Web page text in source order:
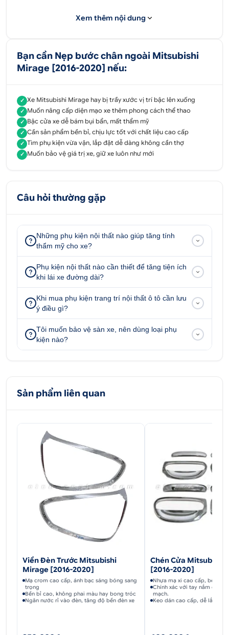
bậc lên xuống phần sơn của xe. Nó có khả năng
0707 070 809
Địa chỉ:52 - 58 Đường số 1, P.Bình Trị Đông B,
Q.Bình Tân, Tp.HCM
51 - 55 Đường số 7, P.An Lạc A, Q.Bình Tân,
Đức,
Xem thêm nội dung
Bạn cần Nẹp bước chân ngoài Mitsubishi
Mirage [2016-2020] nếu:
✓ Xe Mitsubishi Mirage hay bị trầy xước vị trí bậc lên xuống
✓ Muốn nâng cấp diện mạo xe thêm phong cách thể thao
✓ Bậc cửa xe dễ bám bụi bẩn, mất thẩm mỹ
✓ Cần sản phẩm bền bỉ, chịu lực tốt với chất liệu cao cấp
✓ Tìm phụ kiện vừa vặn, lắp đặt dễ dàng không cần thợ
✓ Muốn bảo vệ giá trị xe, giữ xe luôn như mới
Câu hỏi thường gặp
Những phụ kiện nội thất nào giúp tăng tính
thẩm mỹ cho xe?
Phụ kiện nội thất nào cần thiết để tăng tiện ích
khi lái xe đường dài?
Khi mua phụ kiện trang trí nội thất ô tô cần lưu
ý điều gì?
Tôi muốn bảo vệ sàn xe, nên dùng loại phụ
kiện nào?
Sản phẩm liên quan
Viền Đèn Trước Mitsubishi
Mirage [2016-2020]
Mạ crom cao cấp, ánh bạc sáng bóng sang
trọng
Bền bỉ cao, không phai màu hay bong tróc
Ngăn nước rỉ vào đèn, tăng độ bền đèn xe
Chén Cửa Mitsubishi
[2016-2020]
Nhựa mạ xi cao cấp, bền
Chính xác với tay nắm cửa
mạch.
Keo dán cao cấp, dễ lắp,